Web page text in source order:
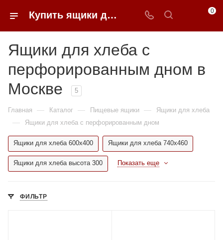
Купить ящики для хлеба с перфорированным дном в Москве недорого | 0FFER 0
Ящики для хлеба с
перфорированным дном в
Москве
5
Главная — Каталог — Пищевые ящики — Ящики для хлеба
— Ящики для хлеба с перфорированным дном
Ящики для хлеба 600x400 Ящики для хлеба 740x460
Ящики для хлеба высота 300 Показать еще
ФИЛЬТР